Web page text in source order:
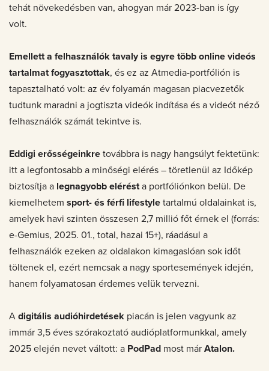
tehát növekedésben van, ahogyan már 2023-ban is így
volt.
Emellett a felhasználók tavaly is egyre több online videós
tartalmat fogyasztottak, és ez az Atmedia-portfólión is
tapasztalható volt: az év folyamán magasan piacvezetők
tudtunk maradni a jogtiszta videók indítása és a videót néző
felhasználók számát tekintve is.
Eddigi erősségeinkretovábbra is nagy hangsúlyt fektetünk:
itt a legfontosabb a minőségi elérés – töretlenül az Időkép
biztosítja a legnagyobb elérésta portfóliónkon belül. De
kiemelhetem sport- és férfi lifestyletartalmú oldalainkat is,
amelyek havi szinten összesen 2,7 millió főt érnek el (forrás:
e-Gemius, 2025. 01., total, hazai 15+), ráadásul a
felhasználók ezeken az oldalakon kimagaslóan sok időt
töltenek el, ezért nemcsak a nagy sportesemények idején,
hanem folyamatosan érdemes velük tervezni.
Adigitális audióhirdetések piacán is jelen vagyunk az
immár 3,5 éves szórakoztató audióplatformunkkal, amely
2025 elején nevet váltott: a PodPad most márAtalon.